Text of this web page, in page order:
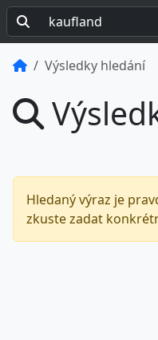
Výsledky hledání
Hledaný výraz je
zkuste zadat